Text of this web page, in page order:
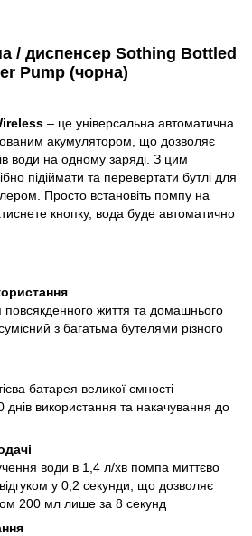
/ диспенсер Sothing Bottled
Pump (чорна)
– це універсальна автоматична
акумулятором, що дозволяє
води на одному заряді. З цим
підіймати та перевертати бутлі для
Просто встановіть помпу на
кнопку, вода буде автоматично
повсякденного життя та домашнього
з багатьма бутелями різного
батарея великої ємності
днів використання та накачування до
води в 1,4 л/хв помпа миттєво
у 0,2 секунди, що дозволяє
200 мл лише за 8 секунд